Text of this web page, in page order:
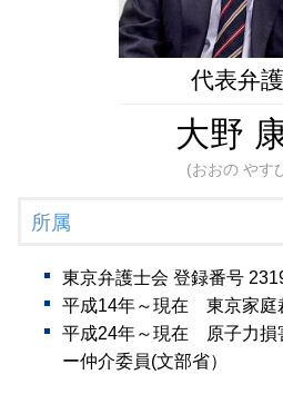
遺言書作成 弁護士 相談 都内
成年後見 弁護士 相談 新橋
財産管理 弁護士 相談 新橋
代表弁
大野
(おおの やす
所属
東京弁護士会 登録番号
平成14年～現在 東京家庭
平成24年～現在 原子力損
ー仲介委員(文部省）